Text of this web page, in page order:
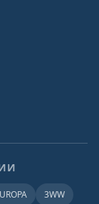
3WW